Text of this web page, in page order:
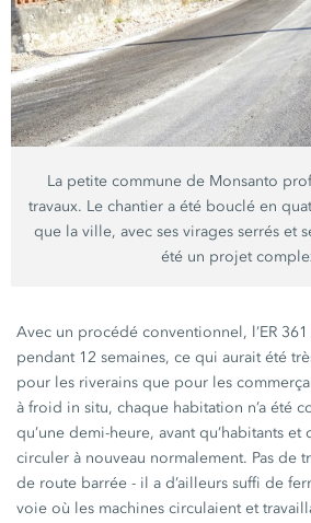
La petite commune de Monsanto
travaux. Le chantier a été bouclé en
que la ville, avec ses virages serrés et
été un projet
Avec un procédé conventionnel, l’ER 361
pendant 12 semaines, ce qui aurait été
pour les riverains que pour les
à froid in situ, chaque habitation n’a été
qu’une demi-heure, avant qu’habitants et
circuler à nouveau normalement. Pas de
de route barrée - il a d’ailleurs suffi de
voie où les machines circulaient et